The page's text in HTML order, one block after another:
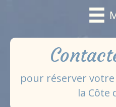
pour réserver
la Côte